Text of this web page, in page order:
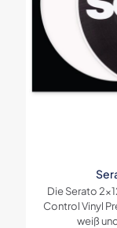
Die Serato
Control Vinyl
weiß